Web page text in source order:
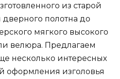
из старой
полотна до
мягкого высокого
велюра. Предлагаем
несколько интересных
оформления изголовья